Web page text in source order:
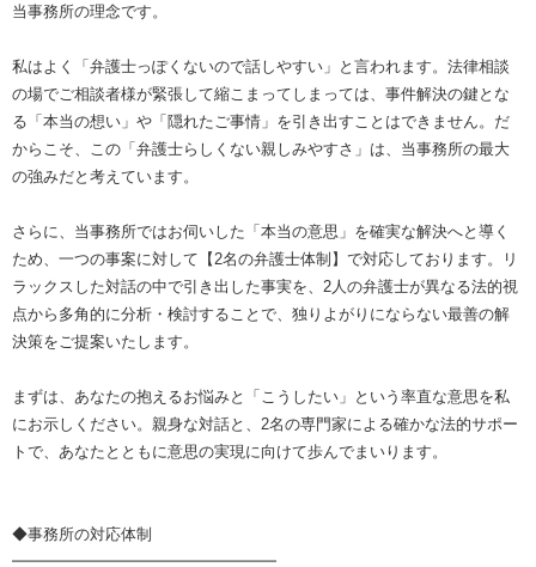
当事務所の理念です。
私はよく「弁護士っぽくないので話しやすい」と言われます。法律相談
の場でご相談者様が緊張して縮こまってしまっては、事件解決の鍵とな
る「本当の想い」や「隠れたご事情」を引き出すことはできません。だ
からこそ、この「弁護士らしくない親しみやすさ」は、当事務所の最大
の強みだと考えています。
さらに、当事務所ではお伺いした「本当の意思」を確実な解決へと導く
ため、一つの事案に対して【2名の弁護士体制】で対応しております。リ
ラックスした対話の中で引き出した事実を、2人の弁護士が異なる法的視
点から多角的に分析・検討することで、独りよがりにならない最善の解
決策をご提案いたします。
まずは、あなたの抱えるお悩みと「こうしたい」という率直な意思を私
にお示しください。親身な対話と、2名の専門家による確かな法的サポー
トで、あなたとともに意思の実現に向けて歩んでまいります。
◆事務所の対応体制
━━━━━━━━━━━━━━━━━